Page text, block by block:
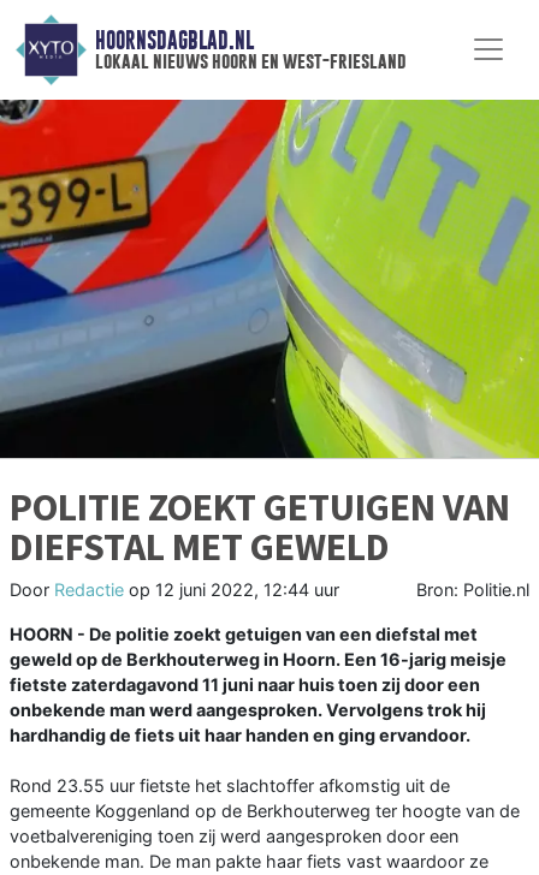
HOORNSDAGBLAD.NL
lokaal nieuws hoorn en west-friesland
POLITIE ZOEKT GETUIGEN VAN
DIEFSTAL MET GEWELD
Door Redactie op 12 juni 2022, 12:44 uur Bron: Politie.nl
HOORN - De politie zoekt getuigen van een diefstal met
geweld op de Berkhouterweg in Hoorn. Een 16-jarig meisje
fietste zaterdagavond 11 juni naar huis toen zij door een
onbekende man werd aangesproken. Vervolgens trok hij
hardhandig de fiets uit haar handen en ging ervandoor.
Rond 23.55 uur fietste het slachtoffer afkomstig uit de
gemeente Koggenland op de Berkhouterweg ter hoogte van de
voetbalvereniging toen zij werd aangesproken door een
onbekende man. De man pakte haar fiets vast waardoor ze